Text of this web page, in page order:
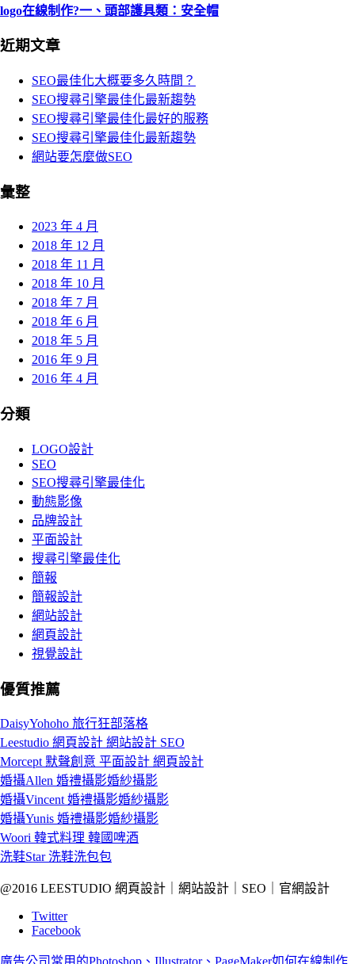
logo在線制作?一、頭部護具類：安全帽
近期文章
SEO最佳化大概要多久時間？
SEO搜尋引擎最佳化最新趨勢
SEO搜尋引擎最佳化最好的服務
SEO搜尋引擎最佳化最新趨勢
網站要怎麼做SEO
彙整
2023 年 4 月
2018 年 12 月
2018 年 11 月
2018 年 10 月
2018 年 7 月
2018 年 6 月
2018 年 5 月
2016 年 9 月
2016 年 4 月
分類
LOGO設計
SEO
SEO搜尋引擎最佳化
動態影像
品牌設計
平面設計
搜尋引擎最佳化
簡報
簡報設計
網站設計
網頁設計
視覺設計
優質推薦
DaisyYohoho 旅行狂部落格
Leestudio 網頁設計 網站設計 SEO
Morcept 默聲創意 平面設計 網頁設計
婚攝Allen 婚禮攝影婚紗攝影
婚攝Vincent 婚禮攝影婚紗攝影
婚攝Yunis 婚禮攝影婚紗攝影
Woori 韓式料理 韓國啤酒
洗鞋Star 洗鞋洗包包
@2016 LEESTUDIO 網頁設計｜網站設計｜SEO｜官網設計
Twitter
Facebook